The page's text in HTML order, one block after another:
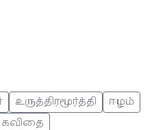
உருத்திரமூர்த்தி
ஈழம்
கவிதை